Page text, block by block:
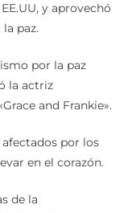
y aprovechó
paz.
por la paz
la actriz
and Frankie».
por los
en el corazón.
de la